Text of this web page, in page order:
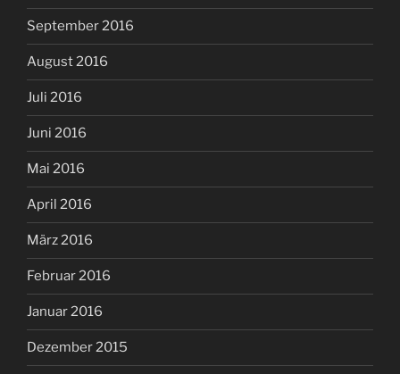
September 2016
August 2016
Juli 2016
Juni 2016
Mai 2016
April 2016
März 2016
Februar 2016
Januar 2016
Dezember 2015